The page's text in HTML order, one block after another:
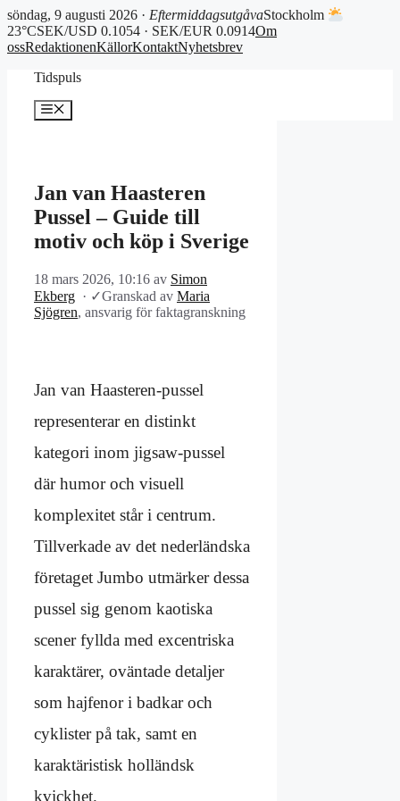
söndag, 9 augusti 2026 · EftermiddagsutgåvaStockholm
23°CSEK/USD 0.1054 · SEK/EUR 0.0914Om
ossRedaktionenKällorKontaktNyhetsbrev
Tidspuls
Meny
Jan van Haasteren
Pussel – Guide till
motiv och köp i Sverige
18 mars 2026, 10:16 av Simon
Ekberg · ✓Granskad av Maria
Sjögren, ansvarig för faktagranskning
Jan van Haasteren-pussel
representerar en distinkt
kategori inom jigsaw-pussel
där humor och visuell
komplexitet står i centrum.
Tillverkade av det nederländska
företaget Jumbo utmärker dessa
pussel sig genom kaotiska
scener fyllda med excentriska
karaktärer, oväntade detaljer
som hajfenor i badkar och
cyklister på tak, samt en
karaktäristisk holländsk
kvickhet.